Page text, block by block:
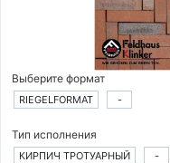
Выберите формат
RIEGELFORMAT -
Тип исполнения
КИРПИЧ ТРОТУАРНЫЙ -